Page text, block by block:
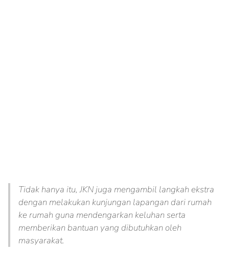
Tidak hanya itu, JKN juga mengambil langkah ekstra
dengan melakukan kunjungan lapangan dari rumah
ke rumah guna mendengarkan keluhan serta
memberikan bantuan yang dibutuhkan oleh
masyarakat.